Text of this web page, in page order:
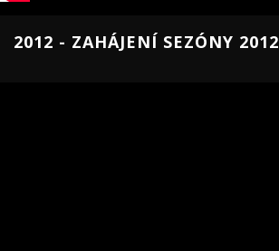
2012 - ZAHÁJENÍ SEZÓNY 2012